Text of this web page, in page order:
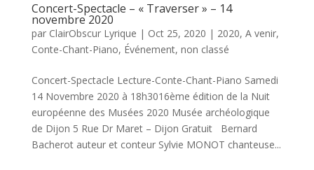
Concert-Spectacle – « Traverser » – 14
novembre 2020
par ClairObscur Lyrique | Oct 25, 2020 | 2020, A venir,
Conte-Chant-Piano, Événement, non classé
Concert-Spectacle Lecture-Conte-Chant-Piano Samedi
14 Novembre 2020 à 18h3016ème édition de la Nuit
européenne des Musées 2020 Musée archéologique
de Dijon 5 Rue Dr Maret – Dijon Gratuit Bernard
Bacherot auteur et conteur Sylvie MONOT chanteuse...